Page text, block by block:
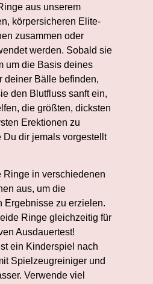
aus unserem
körpersicheren Elite-
zusammen oder
werden. Sobald sie
um die Basis deines
deiner Bälle befinden,
den Blutfluss sanft ein,
die größten, dicksten
Erektionen zu
Du dir jemals vorgestellt
Ringe in verschiedenen
aus, um die
Ergebnisse zu erzielen.
Ringe gleichzeitig für
Ausdauertest!
ein Kinderspiel nach
Spielzeugreiniger und
Verwende viel